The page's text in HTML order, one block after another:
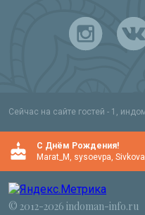
Сейчас на сайте гостей - 1,
C Днём Рождения!
Marat_M, sysoevpa,
© 2012-2026 indoman-info.ru